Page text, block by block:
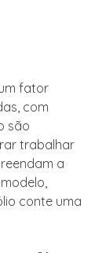
fator
com
são
trabalhar
a
conte uma